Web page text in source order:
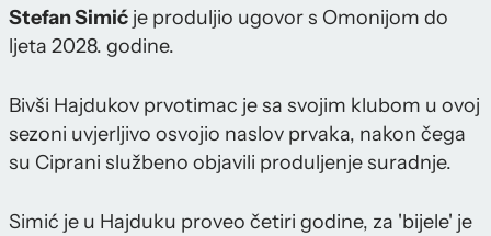
Stefan Simić je produljio ugovor s Omonijom do
ljeta 2028. godine.
Bivši Hajdukov prvotimac je sa svojim klubom u ovoj
sezoni uvjerljivo osvojio naslov prvaka, nakon čega
su Ciprani službeno objavili produljenje suradnje.
Simić je u Hajduku proveo četiri godine, za 'bijele' je